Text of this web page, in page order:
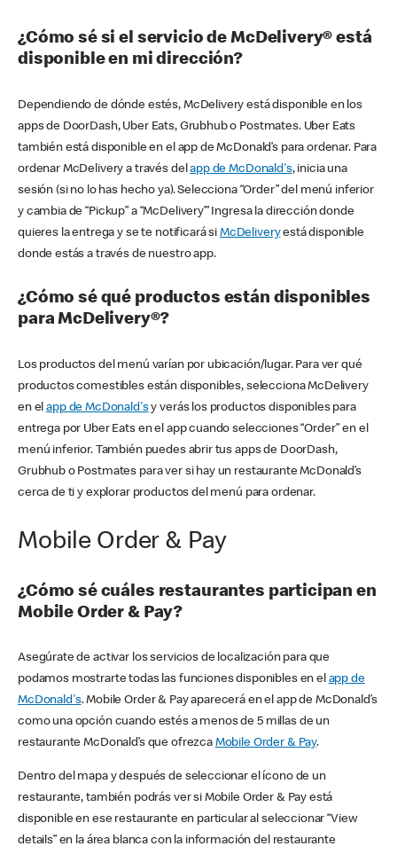
¿Cómo sé si el servicio de McDelivery® está
disponible en mi dirección?
Dependiendo de dónde estés, McDelivery está disponible en los
apps de DoorDash, Uber Eats, Grubhub o Postmates. Uber Eats
también está disponible en el app de McDonald’s para ordenar. Para
ordenar McDelivery a través delapp de McDonald's, inicia una
sesión (si no lo has hecho ya). Selecciona “Order” del menú inferior
y cambia de “Pickup” a “McDelivery’” Ingresa la dirección donde
quieres la entrega y se te notificará si McDeliveryestá disponible
donde estás a través de nuestro app.
¿Cómo sé qué productos están disponibles
para McDelivery®?
Los productos del menú varían por ubicación/lugar. Para ver qué
productos comestibles están disponibles, selecciona McDelivery
en elapp de McDonald'sy verás los productos disponibles para
entrega por Uber Eats en el app cuando selecciones “Order” en el
menú inferior. También puedes abrir tus apps de DoorDash,
Grubhub o Postmates para ver si hay un restaurante McDonald’s
cerca de ti y explorar productos del menú para ordenar.
Mobile Order & Pay
¿Cómo sé cuáles restaurantes participan en
Mobile Order & Pay?
Asegúrate de activar los servicios de localización para que
podamos mostrarte todas las funciones disponibles en el app de
McDonald's. Mobile Order & Pay aparecerá en el app de McDonald’s
como una opción cuando estés a menos de 5 millas de un
restaurante McDonald’s que ofrezca Mobile Order & Pay.
Dentro del mapa y después de seleccionar el ícono de un
restaurante, también podrás ver si Mobile Order & Pay está
disponible en ese restaurante en particular al seleccionar “View
details” en la área blanca con la información del restaurante